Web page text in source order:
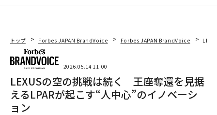
トップ Forbes JAPAN BrandVoice Forbes JAPAN BrandVoice
2026.05.14 11:00
LEXUSの空の挑戦は続く 王座奪還を見据
えるLPARが起こす“人中心”のイノベーシ
ョン